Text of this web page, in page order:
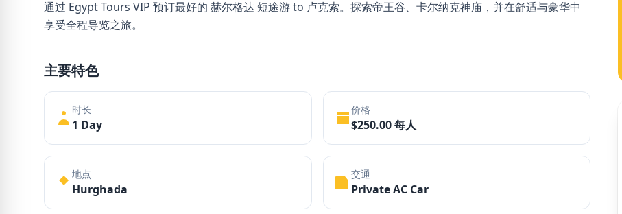
通过 Egypt Tours VIP 预订最好的 赫尔格达 短途游 to 卢克索。探索帝王谷、卡尔纳克神庙，并在舒适与豪华中
享受全程导览之旅。
主要特色
时长
1 Day
价格
$250.00 每人
地点
Hurghada
交通
Private AC Car